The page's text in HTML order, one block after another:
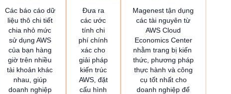
Các báo cáo dữ
liệu thô chi tiết
chia nhỏ mức
sử dụng AWS
của bạn hàng
giờ trên nhiều
tài khoản khác
nhau, giúp
doanh nghiệp
Đưa ra
các ước
tính chi
phí chính
xác cho
giải pháp
kiến ​​trúc
AWS, đặt
cấu hình
Magenest tận dụng
các tài nguyên từ
AWS Cloud
Economics Center
nhằm trang bị kiến ​​
thức, phương pháp
thực hành và công
cụ tốt nhất cho
doanh nghiệp để